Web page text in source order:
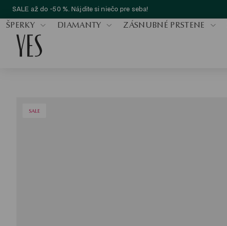
SALE až do -50 %. Nájdite si niečo pre seba!
ŠPERKY DIAMANTY ZÁSNUBNÉ PRSTENE
SALE